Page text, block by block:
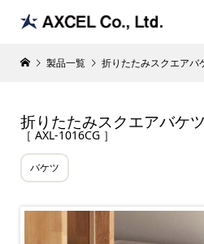
製品一覧 折りたたみスクエアバ
折りたたみスクエアバケ
［ AXL-1016CG ］
バケツ